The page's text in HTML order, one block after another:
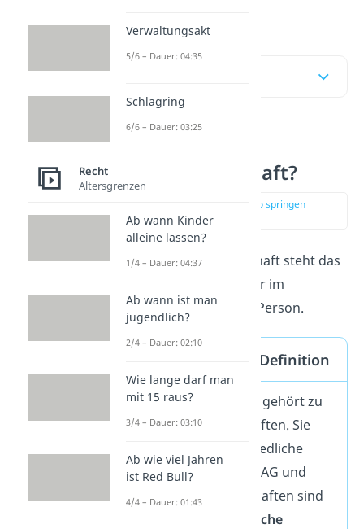
Was ist eine
Kapitalgesellschaft?
zur Stelle im Video springen
(00:13)
Bei einer Kapitalgesellschaft steht das
Kapital der Gesellschafter im
Vordergrund, nicht ihre Person.
Kapitalgesellschaft Definition
Die Kapitalgesellschaft gehört zu
den Handelsgesellschaften. Sie
umfasst drei unterschiedliche
Rechtsformen: GmbH, AG und
KGaA. Kapitalgesellschaften sind
selbstständige juristische
Verwaltungsakt
5/6 – Dauer: 04:35
Schlagring
6/6 – Dauer: 03:25
Recht
Altersgrenzen
Ab wann Kinder
alleine lassen?
1/4 – Dauer: 04:37
Ab wann ist man
jugendlich?
2/4 – Dauer: 02:10
Wie lange darf man
mit 15 raus?
3/4 – Dauer: 03:10
Ab wie viel Jahren
ist Red Bull?
4/4 – Dauer: 01:43